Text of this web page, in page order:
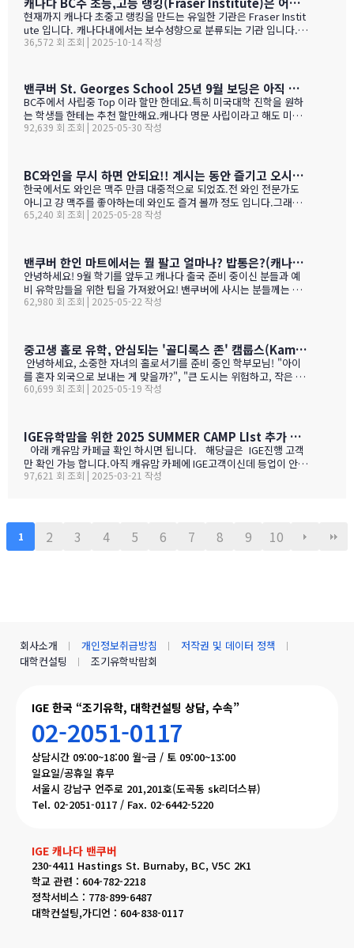
현재까지 캐나다 초중고 랭킹을 만드는 유일한 기관은 Fraser Instit
ute 입니다. 캐나다내에서는 보수성향으로 분류되는 기관 입니다.
하여간일반적으로 학교 랭킹 하면 학교의 성적 그러니까 표준 시험결
고등학교의 경우 (9개 지표):평균 시험 점수 (Average exam mark)
졸업률 (Diploma completion rate)학생당 이수 과목 수 (Courses
taken per student)진급 지연율 (Delayed advancement rate)
시험 낙제율 (Percentage of exams failed)학교 vs 시험 점수 차
이 (School vs. exam mark difference) 7-9. 성별 격차 지표 3개
36,572 회 조회 | 2025-10-14 작성
밴쿠버 St. Georges School 25년 9월 보딩은 아직 자리가 있다고 하네요.
BC주에서 사립중 Top 이라 할만 한데요.특히 미국대학 진학을 원하
는 학생들 한테는 추천 할만해요.캐나다 명문 사립이라고 해도 미국
대학 진학은 그저그런 학교도 많거던요.이학교가 하여간 학비+보딩
ent TuitionCanadian Students$73,500American / Mexican / or
Non-Resident Canadian Students$84,000International Stude
nts$99,500
92,639 회 조회 | 2025-05-30 작성
BC와인을 무시 하면 안되요!! 계시는 동안 즐기고 오시기를 바랍니다. (밴쿠버에서 소주는 얼마?)
한국에서도 와인은 맥주 만큼 대중적으로 되었죠.전 와인 전문가도
아니고 걍 맥주를 좋아하는데 와인도 즐겨 볼까 정도 입니다.그래도
와인을 이것 저것 10년넘게 먹다 보니 캐나다, 미국 와인이 유럽산 대
나가 술을 마트,편의점에서 팔지 않고 따로 리쿼스토어나 와인 N 비
어 스토어만 가야 살수 있다는 것이죠.하여간 이번에는 BC와인 장점
을 한번 알아볼게요. GPT가 정리 해본 글이에요. 한번 보세요.그리고
어떤 와인이 있나? 아래 사진으로 함 보세요.ㅎㅎ 그리고 밴쿠버에서
파는 한국 소주 종류와 가격도 함 보세요. 당연 한국보다 비싸죠!!!1.
0-15 % 길고, 일교차가 커 산도가 살아 있음. 서늘한 밤 덕분에 과일
향이 …
65,240 회 조회 | 2025-05-28 작성
밴쿠버 한인 마트에서는 뭘 팔고 얼마나? 밥통은?(캐나다 출국 준비 중이신 분들과 예비 유학맘들을 위한)
안녕하세요! 9월 학기를 앞두고 캐나다 출국 준비 중이신 분들과 예
비 유학맘들을 위한 팁을 가져왔어요! 밴쿠버에 사시는 분들께는 이
미 익숙한 정보일 수도 있지만, 처음 가시는 분들께는 정말 유용할 거
하지만, 밴쿠버 지역에서는 한남마트도 있죠. (홍보글 절대 아님 ㅋ
ㅋ)사진들을 보시면서 가격대와 어떤 물건들이 있는지 미리 체크해
보세요!특히 주목할 점은 전기밥솥인데요, 한국에서 가져간 제품은
전압이 달라서 사용할 수 없어서 어쩔 수 없이 현지에서 새로 구입해
야 하는 것중 하나 일수 있죠? 하기는 요새는 워낙 밥들을 먹지 않다
62,980 회 조회 | 2025-05-22 작성
중고생 홀로 유학, 안심되는 '골디록스 존' 캠룹스(Kamloops)가 정답입니다
를 혼자 외국으로 보내는 게 맞을까?", "큰 도시는 위험하고, 작은 도
시는 교육환경이 부족할까?" 이런 고민으로 밤잠 설치시죠? 오늘은
록스 존이란 '너무 크지도 작지도 않은, 딱 적당한 환경'을 말해요. 아
이 혼자 유학가기에 캠룹스가 딱 맞는 이유, 함께 알아볼까요? ?️ 아
이 혼자서도 쉽게 적응할 수 있는 도시 규모 인구 약 1…
60,699 회 조회 | 2025-05-19 작성
IGE유학맘을 위한 2025 SUMMER CAMP LIst 추가 되었습니다.
아래 캐유맘 카페글 확인 하시면 됩니다. 해당글은 IGE진행 고객
만 확인 가능 합니다.아직 캐유맘 카페에 IGE고객이신데 등업이 안된
분들은 등업 신청 해주시기 바랍니다. 해당글 바로 가기 --> http
97,621 회 조회 | 2025-03-21 작성
1 2 3 4 5 6 7 8 9 10
IGE 한국 “조기유학, 대학컨설팅 상담, 수속”
02-2051-0117
상담시간 09:00~18:00 월~금 / 토 09:00~13:00
일요일/공휴일 휴무
서울시 강남구 언주로 201,201호(도곡동 sk리더스뷰)
Tel. 02-2051-0117 / Fax. 02-6442-5220
IGE 캐나다 밴쿠버
230-4411 Hastings St. Burnaby, BC, V5C 2K1
학교 관련 : 604-782-2218
정착서비스 : 778-899-6487
대학컨설팅,가디언 : 604-838-0117
회사소개 개인정보취급방침
저작권 및 데이터 정책
대학컨설팅
조기유학박람회